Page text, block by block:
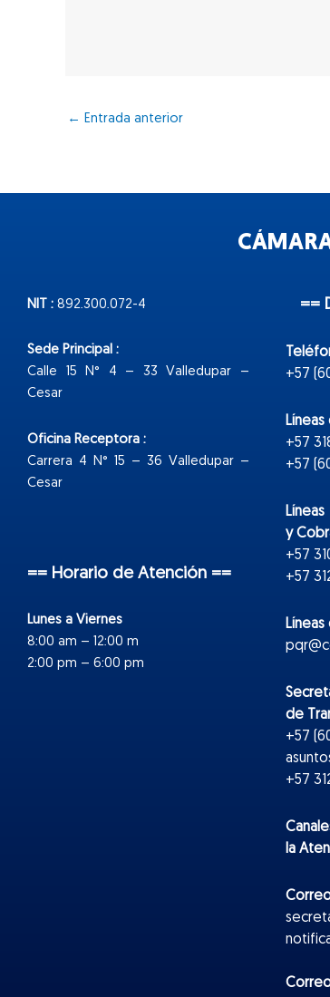
← Entrada anterior
NIT : 892.300.072-4
Sede Principal :
Calle 15 N° 4 – 33 Valledupar –
Cesar
Oficina Receptora :
Carrera 4 N° 15 – 36 Valledupar –
Cesar
== Horario de Atención ==
Lunes a Viernes
8:00 am – 12:00 m
2:00 pm – 6:00 pm
==
+57
+57
+57
y
+57
+57
de
+57
+57
la
Correo